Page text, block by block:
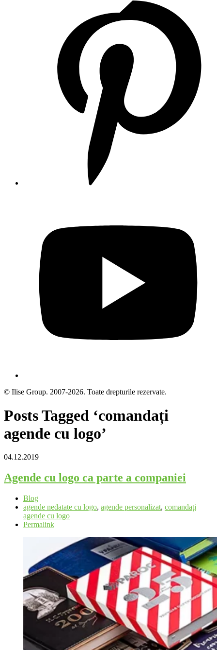
© Ilise Group. 2007-2026. Toate drepturile rezervate.
Posts Tagged ‘comandați
agende cu logo’
04.12.2019
Agende cu logo ca parte a companiei
Blog
agende nedatate cu logo, agende personalizat, comandați
agende cu logo
Permalink